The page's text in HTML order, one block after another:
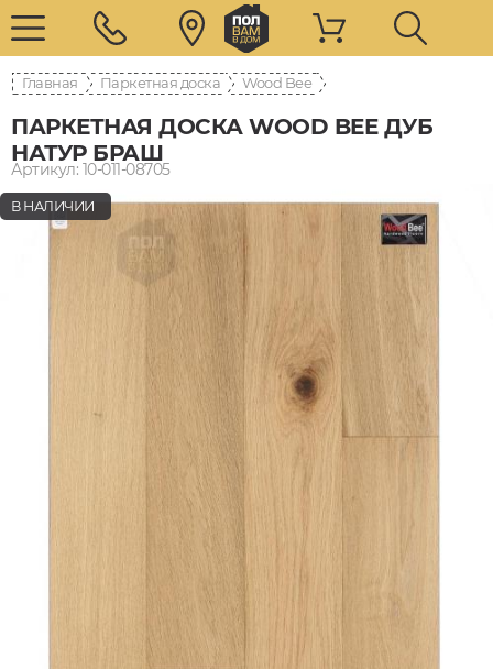
Главная Паркетная доска Wood Bee
ПАРКЕТНАЯ ДОСКА WOOD BEE ДУБ
НАТУР БРАШ
Артикул: 10-011-08705
В НАЛИЧИИ